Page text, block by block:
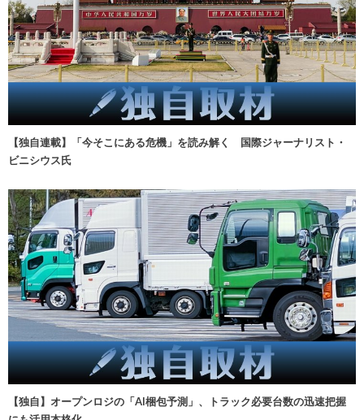
【独自連載】「今そこにある危機」を読み解く 国際ジャーナリスト・
ビニシウス氏
【独自】オープンロジの「AI梱包予測」、トラック必要台数の迅速把握